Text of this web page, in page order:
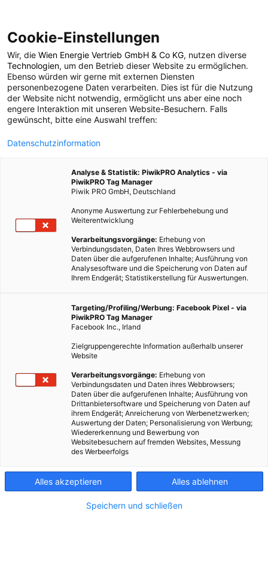
POSTS BY TAG
städtische
Hitzeperioden
Cookie-Einstellungen
Wir, die Wien Energie Vertrieb GmbH & Co KG, nutzen diverse
Technologien, um den Betrieb dieser Website zu ermöglichen.
Ebenso würden wir gerne mit externen Diensten
personenbezogene Daten verarbeiten. Dies ist für die Nutzung
der Website nicht notwendig, ermöglicht uns aber eine noch
engere Interaktion mit unseren Website-Besuchern. Falls
gewünscht, bitte eine Auswahl treffen:
Datenschutzinformation
Analyse & Statistik: PiwikPRO Analytics - via
PiwikPRO Tag Manager
Piwik PRO GmbH, Deutschland
Anonyme Auswertung zur Fehlerbehebung und
Weiterentwicklung
Verarbeitungsvorgänge: Erhebung von
Verbindungsdaten, Daten Ihres Webbrowsers und
Daten über die aufgerufenen Inhalte; Ausführung von
Analysesoftware und die Speicherung von Daten auf
Ihrem Endgerät; Statistikerstellung für Auswertungen.
Targeting/Profiling/Werbung: Facebook Pixel - via
PiwikPRO Tag Manager
Facebook Inc., Irland
Zielgruppengerechte Information außerhalb unserer
Website
Verarbeitungsvorgänge: Erhebung von
Verbindungsdaten und Daten ihres Webbrowsers;
Daten über die aufgerufenen Inhalte; Ausführung von
Drittanbietersoftware und Speicherung von Daten auf
ihrem Endgerät; Anreicherung von Werbenetzwerken;
Auswertung der Daten; Personalisierung von Werbung;
Wiedererkennung und Bewerbung von
Websitebesuchern auf fremden Websites, Messung
des Werbeerfolgs
Alles akzeptieren Alles ablehnen
Speichern und schließen